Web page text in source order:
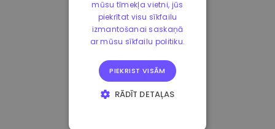
mūsu tīmekļa vietni, jūs
piekrītat visu sīkfailu
izmantošanai saskaņā
ar mūsu sīkfailu politiku.
PIEKRIST VISĀM
RĀDĪT DETAĻAS